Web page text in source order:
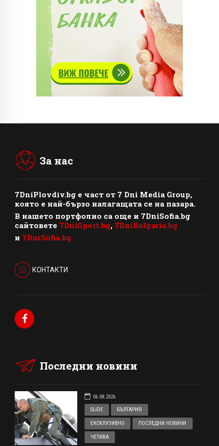
За нас
7DniPlovdiv.bg e част от 7 Dni Media Group,
която е най-бързо налагащата се на пазара.
В нашето портфолио са още и 7DniSofia.bg
сайтовете 7DniSport.bg, 7DniBulgaria.bg
и 7DniSofia.bg
КОНТАКТИ
Последни новини
06.08.2026
SLIDE
БЪЛГАРИЯ
ЕКСКЛУЗИВНО ПОСЛЕДНИ НОВИНИ
ЧЕТИВА